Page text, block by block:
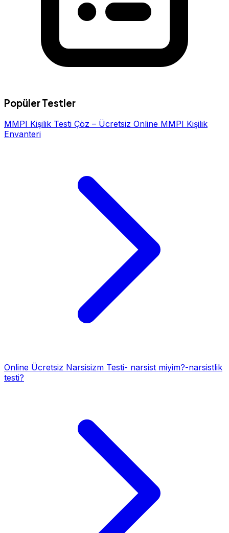
Popüler Testler
MMPI Kişilik Testi Çöz – Ücretsiz Online MMPI Kişilik
Envanteri
Online Ücretsiz Narsisizm Testi- narsist miyim?-narsistlik
testi?